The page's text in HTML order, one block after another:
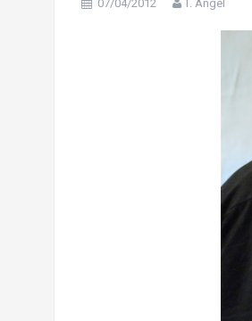
07/04/2012 T. Angel